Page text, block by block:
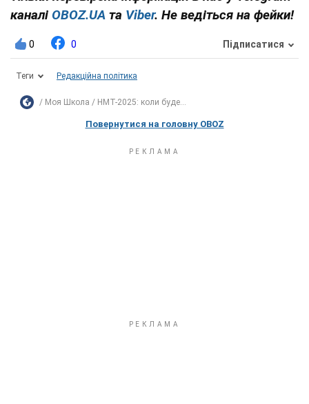
каналі OBOZ.UA та Viber. Не ведіться на фейки!
0 0 Підписатися
Теги Редакційна політика
Моя Школа НМТ-2025: коли буде...
Повернутися на головну OBOZ